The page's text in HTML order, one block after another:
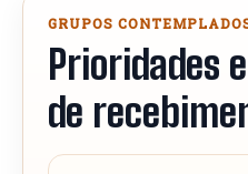
GRUPOS
Prioridades
de